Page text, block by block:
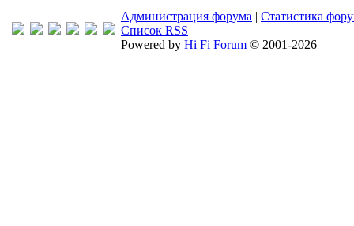
Администрация форума | Статистика
Список RSS
Powered by Hi Fi Forum © 2001-2026